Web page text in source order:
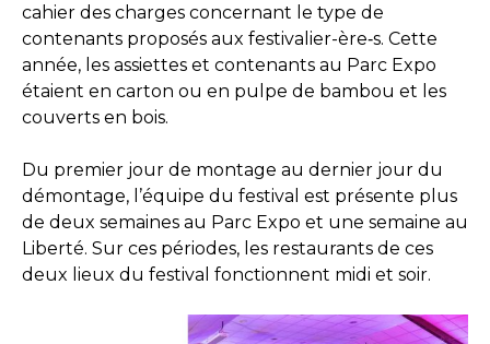
cahier des charges concernant le type de
contenants proposés aux festivalier-ère‑s. Cette
année, les assiettes et contenants au Parc Expo
étaient en carton ou en pulpe de bambou et les
couverts en bois.
Du premier jour de montage au dernier jour du
démontage, l’équipe du festival est présente plus
de deux semaines au Parc Expo et une semaine au
Liberté. Sur ces périodes, les restaurants de ces
deux lieux du festival fonctionnent midi et soir.